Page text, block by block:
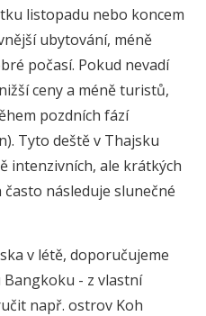
listopadu nebo koncem
ubytování, méně
počasí. Pokud nevadí
ceny a méně turistů,
pozdních fází
Tyto deště v Thajsku
intenzivních, ale krátkých
následuje slunečné
v létě, doporučujeme
- z vlastní
např. ostrov Koh